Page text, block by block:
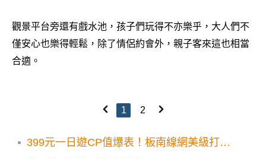
觀景平台旁還有戲水池，孩子們玩得不亦樂乎，大人們不
僅安心也樂得輕鬆，除了情侶約會外，親子客來這也相當
合適。
1 2
399元一日遊CP值爆表！板南線網美級打卡